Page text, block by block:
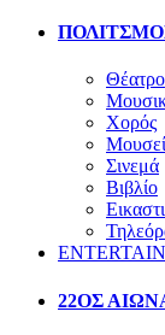
Θέατρο
Χορός
Σινεμά
Βιβλίο
22ΟΣ